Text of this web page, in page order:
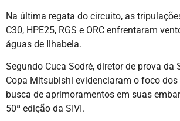
Na última regata do circuito, as
C30, HPE25, RGS e ORC enfrentaram
águas de Ilhabela.
Segundo Cuca Sodré, diretor de prova da
Copa Mitsubishi evidenciaram o foco dos
busca de aprimoramentos em suas
50ª edição da SIVI.